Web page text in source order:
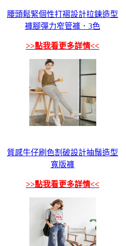
腰頭鬆緊個性打褶設計拉鍊造型
褲腳彈力窄管褲．3色
>>點我看更多詳情<<
質感牛仔刷色割破設計抽鬚造型
寬版褲
>>點我看更多詳情<<